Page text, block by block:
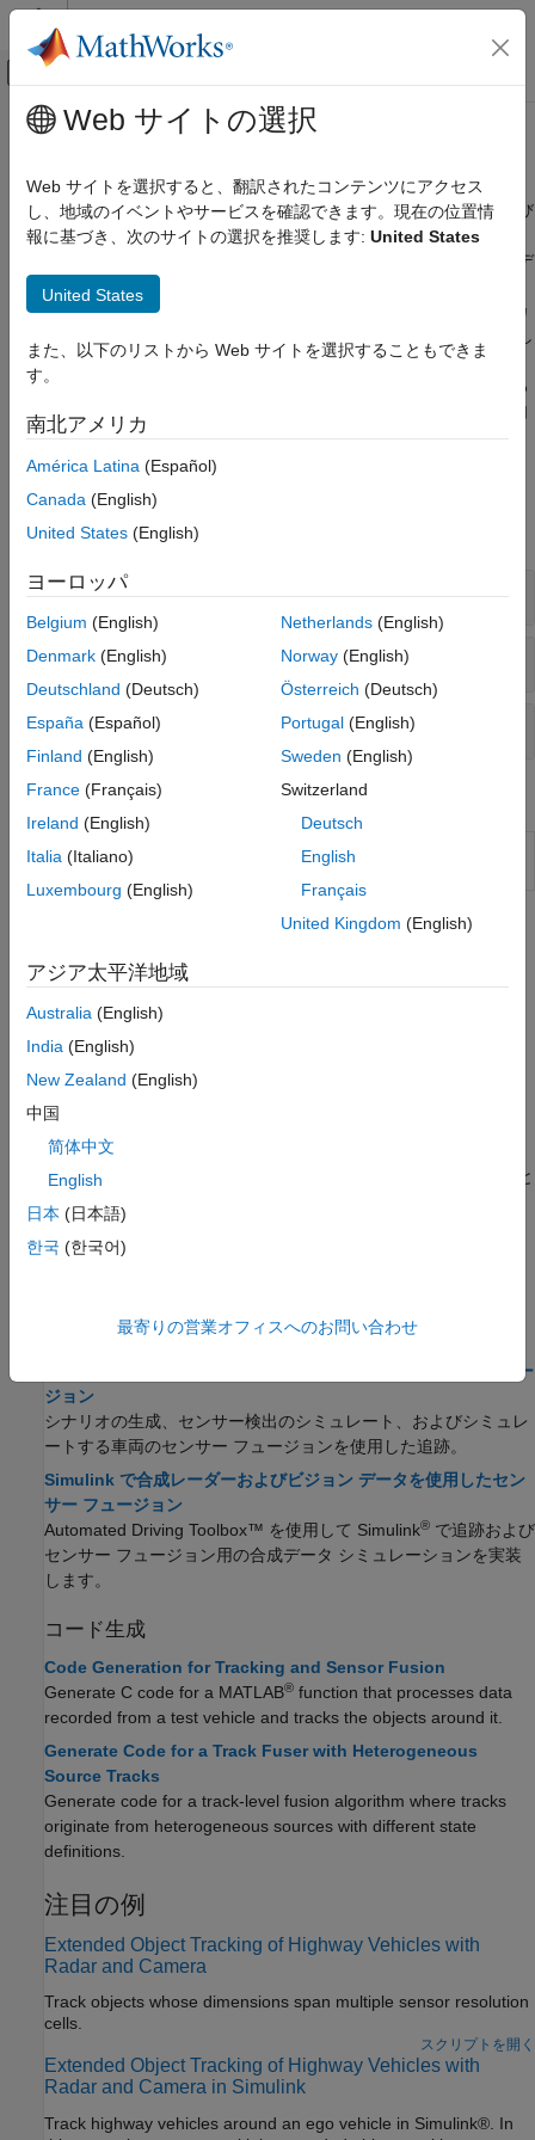
コンテンツへスキップ
オフキャンバス ナビゲーション メ
ドキュメンテーションのホーム
自動車
Automated Driving Toolbox
検出と追跡
カメラ センサー構成
追跡およびセンサー フュージョン
メインコンテンツ
追跡およびセンサー フュージョン
オブジェクトの追跡とマルチセンサー フュージョン、検出および
オブジェクト追跡の鳥瞰図プロット
マルチオブジェクト トラッカーを作成して、レーダーおよびビデ
オ カメラ センサーからの情報を融合できます。トラッカーは、
検出されたオブジェクトの運動の状態を推定できるようにするカ
ルマン フィルターを使用します。検出されたオブジェクトに対し
て行われたセンサー測定を使用して、そのオブジェクトの位置と
速度を継続的に求めます。移動しているオブジェクトを追跡する
ために、等速または等加速度運動モデルを使用することも、独自
のモデルを定義することもできます。
関数
すべて展開する
マルチオブジェクトの追跡
追跡のためのカルマン フィルター
運動モデル
ブロック
Multi-Object
Tracker
Create and manage tracks of multiple
マルチオブジェクトの追跡
Multiple Object Tracking Tutorial
moving objects in a video by using a multi-object tracker.
Linear Kalman Filters
Estimate and predict object motion using a Linear Kalman filter.
拡張カルマン フィルター
拡張カルマン フィルターを使用したオブジェクトの運動の推定と
予測。
These examples show how to convert actual detections in the
合成データを使用したセンサー フュージョン
レーダーおよびビジョンの合成データを使用したセンサー フュー
ジョン
シナリオの生成、センサー検出のシミュレート、およびシミュレ
ートする車両のセンサー フュージョンを使用した追跡。
Simulink で合成レーダーおよびビジョン データを使用したセン
サー フュージョン
Automated Driving Toolbox™ を使用して Simulink® で追跡および
センサー フュージョン用の合成データ シミュレーションを実装
します。
コード生成
Code Generation for Tracking and Sensor Fusion
Generate C code for a MATLAB® function that processes data
recorded from a test vehicle and tracks the objects around it.
Generate Code for a Track Fuser with Heterogeneous
Source Tracks
Generate code for a track-level fusion algorithm where tracks
originate from heterogeneous sources with different state
definitions.
注目の例
Extended Object Tracking of Highway Vehicles with
Radar and Camera
Track objects whose dimensions span multiple sensor resolution
cells.
スクリプトを開く
Extended Object Tracking of Highway Vehicles with
Radar and Camera in Simulink
Track highway vehicles around an ego vehicle in Simulink®. In
Web サイトの選択
Web サイトを選択すると、翻訳されたコンテンツにアクセス
し、地域のイベントやサービスを確認できます。現在の位置情
報に基づき、次のサイトの選択を推奨します: United States
United States
また、以下のリストから Web サイトを選択することもできま
す。
南北アメリカ
América Latina (Español)
Canada (English)
United States (English)
ヨーロッパ
Belgium (English)
Denmark (English)
Deutschland (Deutsch)
España (Español)
Finland (English)
France (Français)
Ireland (English)
Italia (Italiano)
Luxembourg (English)
Netherlands(English)
Norway(English)
Österreich (Deutsch)
Portugal(English)
Sweden (English)
Switzerland
Deutsch
English
Français
United Kingdom (English)
アジア太平洋地域
Australia (English)
India (English)
New Zealand (English)
中国
简体中文
English
日本 (日本語)
한국 (한국어)
最寄りの営業オフィスへのお問い合わせ